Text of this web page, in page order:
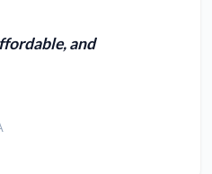
and